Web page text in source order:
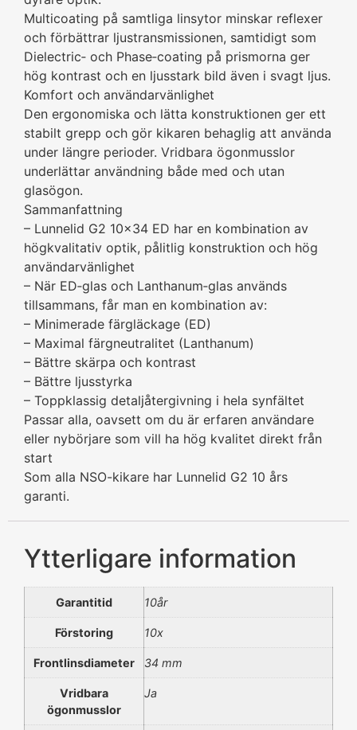
Multicoating på samtliga linsytor minskar reflexer
och förbättrar ljustransmissionen, samtidigt som
Dielectric‑ och Phase‑coating på prismorna ger
hög kontrast och en ljusstark bild även i svagt ljus.
Komfort och användarvänlighet
Den ergonomiska och lätta konstruktionen ger ett
stabilt grepp och gör kikaren behaglig att använda
under längre perioder. Vridbara ögonmusslor
underlättar användning både med och utan
glasögon.
Sammanfattning
– Lunnelid G2 10×34 ED har en kombination av
högkvalitativ optik, pålitlig konstruktion och hög
användarvänlighet
– När ED‑glas och Lanthanum‑glas används
tillsammans, får man en kombination av:
– Minimerade färgläckage (ED)
– Maximal färgneutralitet (Lanthanum)
– Bättre skärpa och kontrast
– Bättre ljusstyrka
– Toppklassig detaljåtergivning i hela synfältet
Passar alla, oavsett om du är erfaren användare
eller nybörjare som vill ha hög kvalitet direkt från
start
Som alla NSO-kikare har Lunnelid G2 10 års
garanti.
Ytterligare information
Garantitid 10år
Förstoring 10x
Frontlinsdiameter 34 mm
Vridbara
ögonmusslor
Ja